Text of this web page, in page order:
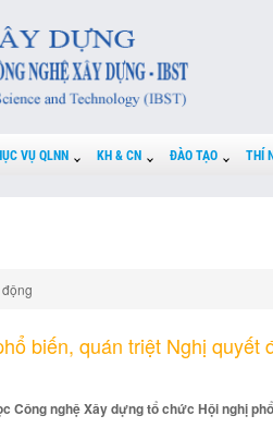
VỤ QLNN KH & CN ĐÀO TẠO THÍ
biến, quán triệt Nghị quyết
Công nghệ Xây dựng tổ chức Hội nghị